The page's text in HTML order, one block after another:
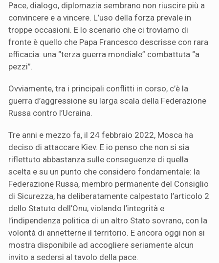
Pace, dialogo, diplomazia sembrano non riuscire più a
convincere e a vincere. L’uso della forza prevale in
troppe occasioni. E lo scenario che ci troviamo di
fronte è quello che Papa Francesco descrisse con rara
efficacia: una “terza guerra mondiale” combattuta “a
pezzi”.
Ovviamente, tra i principali conflitti in corso, c’è la
guerra d’aggressione su larga scala della Federazione
Russa contro l’Ucraina.
Tre anni e mezzo fa, il 24 febbraio 2022, Mosca ha
deciso di attaccare Kiev. E io penso che non si sia
riflettuto abbastanza sulle conseguenze di quella
scelta e su un punto che considero fondamentale: la
Federazione Russa, membro permanente del Consiglio
di Sicurezza, ha deliberatamente calpestato l’articolo 2
dello Statuto dell’Onu, violando l’integrità e
l’indipendenza politica di un altro Stato sovrano, con la
volontà di annetterne il territorio. E ancora oggi non si
mostra disponibile ad accogliere seriamente alcun
invito a sedersi al tavolo della pace.